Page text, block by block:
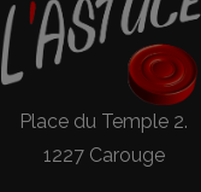
Place du Temple 2.
1227 Carouge